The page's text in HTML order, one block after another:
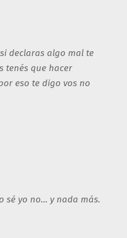
declaras algo mal te
tenés que hacer
eso te digo vos no
sé yo no… y nada más.